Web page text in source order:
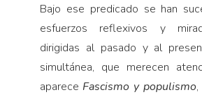
Bajo ese predicado se han
esfuerzos reflexivos y
dirigidas al pasado y al
simultánea, que merecen
aparece Fascismo y populismo,